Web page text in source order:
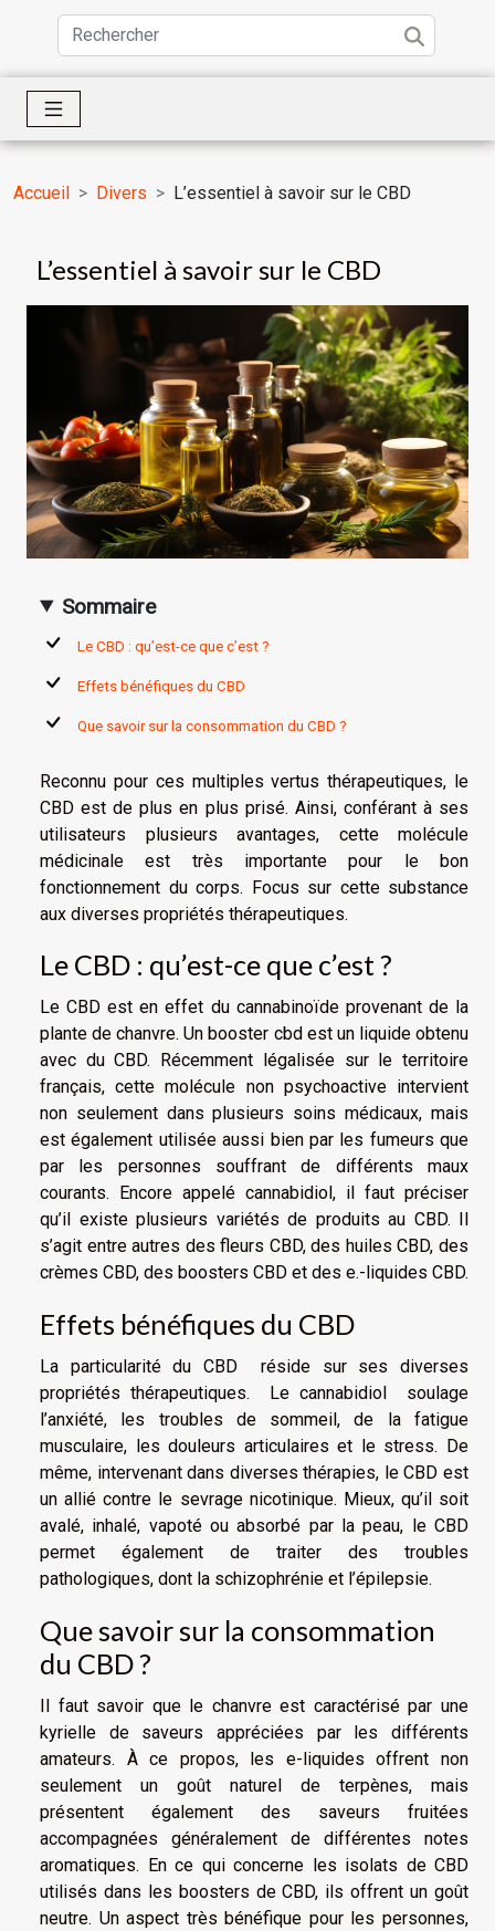
Accueil Divers L’essentiel à savoir sur le CBD
L’essentiel à savoir sur le CBD
Sommaire
Le CBD : qu’est-ce que c’est ?
Effets bénéfiques du CBD
Que savoir sur la consommation du CBD ?
Reconnu pour ces multiples vertus thérapeutiques, le
CBD est de plus en plus prisé. Ainsi, conférant à ses
utilisateurs plusieurs avantages, cette molécule
médicinale est très importante pour le bon
fonctionnement du corps. Focus sur cette substance
aux diverses propriétés thérapeutiques.
Le CBD : qu’est-ce que c’est ?
Le CBD est en effet du cannabinoïde provenant de la
plante de chanvre. Un booster cbd est un liquide obtenu
avec du CBD. Récemment légalisée sur le territoire
français, cette molécule non psychoactive intervient
non seulement dans plusieurs soins médicaux, mais
est également utilisée aussi bien par les fumeurs que
par les personnes souffrant de différents maux
courants. Encore appelé cannabidiol, il faut préciser
qu’il existe plusieurs variétés de produits au CBD. Il
s’agit entre autres des fleurs CBD, des huiles CBD, des
crèmes CBD, des boosters CBD et des e.-liquides CBD.
Effets bénéfiques du CBD
La particularité du CBD réside sur ses diverses
propriétés thérapeutiques. Le cannabidiol soulage
l’anxiété, les troubles de sommeil, de la fatigue
musculaire, les douleurs articulaires et le stress. De
même, intervenant dans diverses thérapies, le CBD est
un allié contre le sevrage nicotinique. Mieux, qu’il soit
avalé, inhalé, vapoté ou absorbé par la peau, le CBD
permet également de traiter des troubles
pathologiques, dont la schizophrénie et l’épilepsie.
Que savoir sur la consommation
du CBD ?
Il faut savoir que le chanvre est caractérisé par une
kyrielle de saveurs appréciées par les différents
amateurs. À ce propos, les e-liquides offrent non
seulement un goût naturel de terpènes, mais
présentent également des saveurs fruitées
accompagnées généralement de différentes notes
aromatiques. En ce qui concerne les isolats de CBD
utilisés dans les boosters de CBD, ils offrent un goût
neutre. Un aspect très bénéfique pour les personnes,